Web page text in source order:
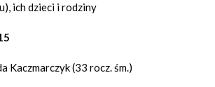
ich dzieci i rodziny
Kaczmarczyk (33 rocz. śm.)